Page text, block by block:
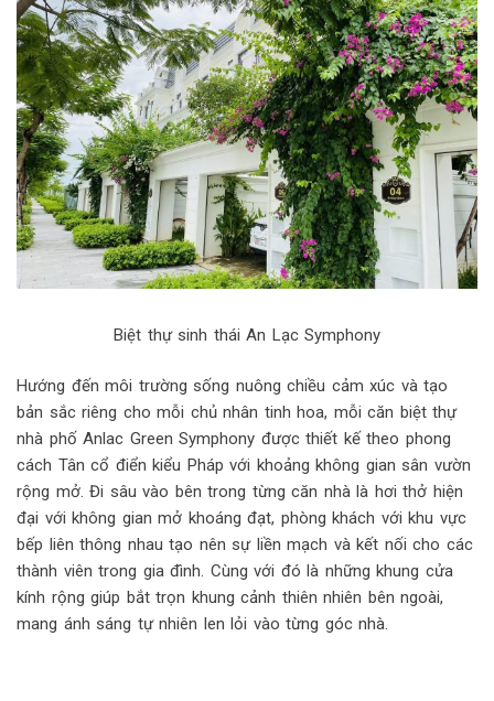
Biệt thự sinh thái An Lạc Symphony
Hướng đến môi trường sống nuông chiều cảm xúc và tạo
bản sắc riêng cho mỗi chủ nhân tinh hoa, mỗi căn biệt thự
nhà phố Anlac Green Symphony được thiết kế theo phong
cách Tân cổ điển kiểu Pháp với khoảng không gian sân vườn
rộng mở. Đi sâu vào bên trong từng căn nhà là hơi thở hiện
đại với không gian mở khoáng đạt, phòng khách với khu vực
bếp liên thông nhau tạo nên sự liền mạch và kết nối cho các
thành viên trong gia đình. Cùng với đó là những khung cửa
kính rộng giúp bắt trọn khung cảnh thiên nhiên bên ngoài,
mang ánh sáng tự nhiên len lỏi vào từng góc nhà.